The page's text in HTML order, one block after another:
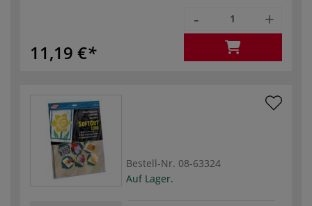
11,19 €
- +
Bestell-Nr. 08-63324
Auf Lager.